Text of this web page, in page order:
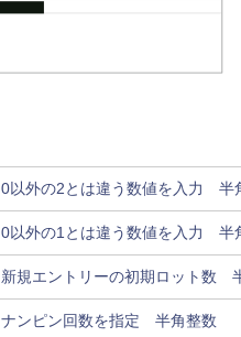
0以外の2とは違う数値を入力 半
0以外の1とは違う数値を入力 半
新規エントリーの初期ロット数
ナンピン回数を指定 半角整数